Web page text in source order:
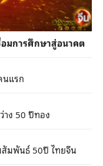
มการศึกษาสู่อนาคต
แรก
ง 50 ปีทอง
มพันธ์ 50ปี ไทยจีน